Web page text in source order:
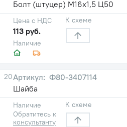
Болт (штуцер) М16х1,5 Ц50
Наличие
Цена с НДС
113 руб.
К схеме
20
Ф80-3407114
Шайба
Наличие
Обратитесь к
консультанту
К схеме